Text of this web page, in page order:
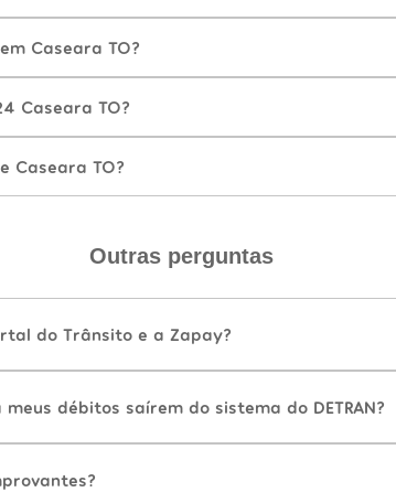
Caseara TO?
Caseara TO?
Caseara TO?
Outras perguntas
do Trânsito e a Zapay?
débitos saírem do sistema do DETRAN?